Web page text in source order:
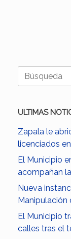
Buscar:
ULTIMAS
Zapala le
licenciados
El Municipio
acompañan
Nueva
Manipulación
El Municipio
calles tras el